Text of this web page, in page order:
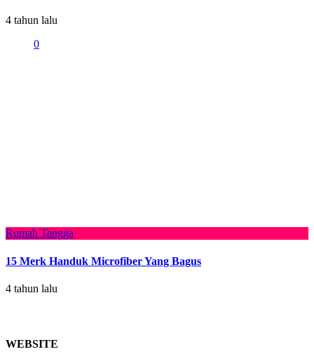
4 tahun lalu
0
Rumah Tangga
15 Merk Handuk Microfiber Yang Bagus
4 tahun lalu
WEBSITE